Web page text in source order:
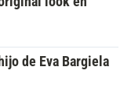
de Eva Bargiela